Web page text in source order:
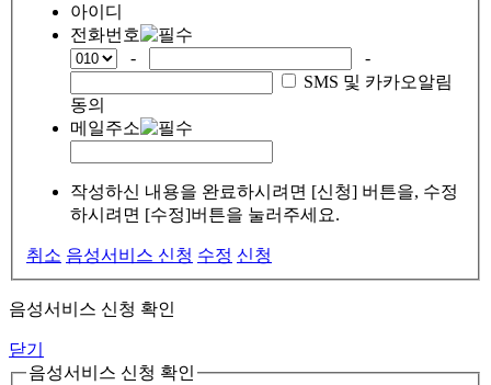
아이디
전화번호
-
-
SMS 및 카카오알림
동의
메일주소
작성하신 내용을 완료하시려면 [신청] 버튼을, 수정
하시려면 [수정]버튼을 눌러주세요.
취소 음성서비스 신청 수정 신청
음성서비스 신청 확인
닫기
음성서비스 신청 확인